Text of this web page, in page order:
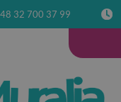
32 700 37 99